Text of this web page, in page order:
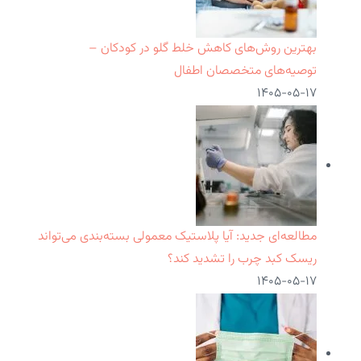
بهترین روش‌های کاهش خلط گلو در کودکان –
توصیه‌های متخصصان اطفال
۱۴۰۵-۰۵-۱۷
مطالعه‌ای جدید: آیا پلاستیک معمولی بسته‌بندی می‌تواند
ریسک کبد چرب را تشدید کند؟
۱۴۰۵-۰۵-۱۷